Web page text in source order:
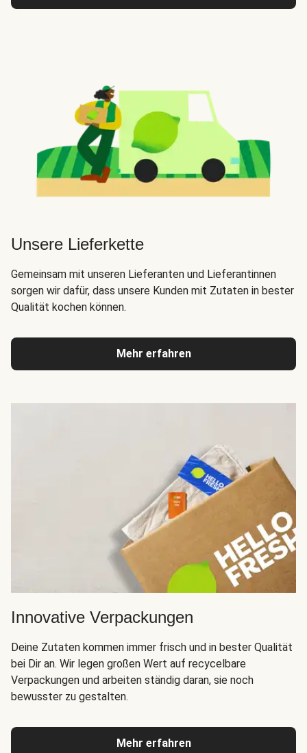
Unsere Lieferkette
Gemeinsam mit unseren Lieferanten und Lieferantinnen
sorgen wir dafür, dass unsere Kunden mit Zutaten in bester
Qualität kochen können.
Mehr erfahren
Innovative Verpackungen
Deine Zutaten kommen immer frisch und in bester Qualität
bei Dir an. Wir legen großen Wert auf recycelbare
Verpackungen und arbeiten ständig daran, sie noch
bewusster zu gestalten.
Mehr erfahren